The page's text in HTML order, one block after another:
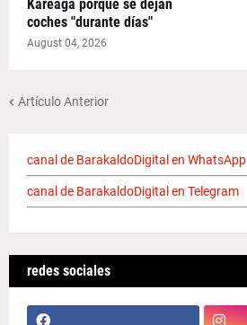
Kareaga porque se dejan
coches "durante días"
August 04, 2026
Artículo Anterior
canal de BarakaldoDigital en WhatsApp
canal de BarakaldoDigital en Telegram
redes sociales